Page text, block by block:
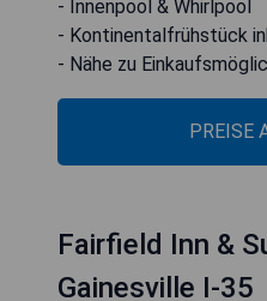
- Innenpool & Whirlpool
- Kontinentalfrühstück
- Nähe zu
PREISE
Fairfield Inn &
Gainesville I-35